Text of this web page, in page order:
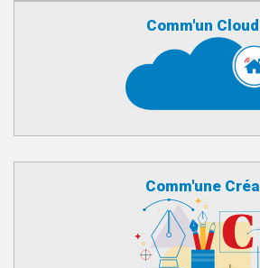
Comm'un Cloud
Comm'une Créa